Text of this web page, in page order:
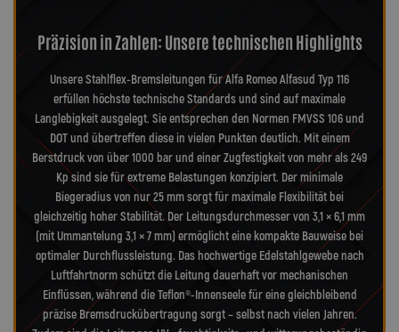
Präzision in Zahlen: Unsere technischen Highlights
Unsere Stahlflex-Bremsleitungen für Alfa Romeo Alfasud Typ 116
erfüllen höchste technische Standards und sind auf maximale
Langlebigkeit ausgelegt. Sie entsprechen den Normen FMVSS 106 und
DOT und übertreffen diese in vielen Punkten deutlich. Mit einem
Berstdruck von über 1000 bar und einer Zugfestigkeit von mehr als 249
Kp sind sie für extreme Belastungen konzipiert. Der minimale
Biegeradius von nur 25 mm sorgt für maximale Flexibilität bei
gleichzeitig hoher Stabilität. Der Leitungsdurchmesser von 3,1 × 6,1 mm
(mit Ummantelung 3,1 × 7 mm) ermöglicht eine kompakte Bauweise bei
optimaler Durchflussleistung. Das hochwertige Edelstahlgewebe nach
Luftfahrtnorm schützt die Leitung dauerhaft vor mechanischen
Einflüssen, während die Teflon®-Innenseele für eine gleichbleibend
präzise Bremsdruckübertragung sorgt – selbst nach vielen Jahren.